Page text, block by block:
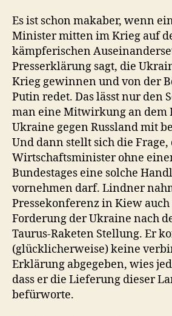
Es ist schon makaber, wenn
Minister mitten im Krieg auf
kämpferischen
Presserklärung sagt, die
Krieg gewinnen und von der
Putin redet. Das lässt nur den
man eine Mitwirkung an dem
Ukraine gegen Russland mit
Und dann stellt sich die Frage,
Wirtschaftsminister ohne
Bundestages eine solche
vornehmen darf. Lindner
Pressekonferenz in Kiew auch
Forderung der Ukraine nach
Taurus-Raketen Stellung. Er
(glücklicherweise) keine
Erklärung abgegeben, wies
dass er die Lieferung dieser
befürworte.